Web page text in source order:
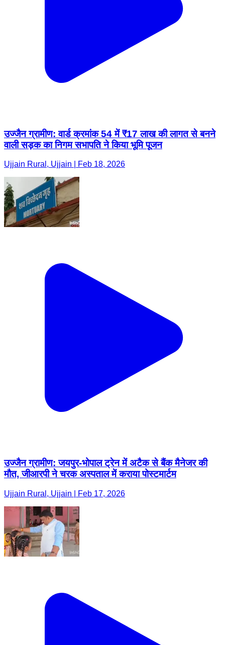
उज्जैन ग्रामीण: वार्ड क्रमांक 54 में ₹17 लाख की लागत से बनने
वाली सड़क का निगम सभापति ने किया भूमि पूजन
Ujjain Rural, Ujjain | Feb 18, 2026
उज्जैन ग्रामीण: जयपुर-भोपाल ट्रेन में अटैक से बैंक मैनेजर की
मौत, जीआरपी ने चरक अस्पताल में कराया पोस्टमार्टम
Ujjain Rural, Ujjain | Feb 17, 2026